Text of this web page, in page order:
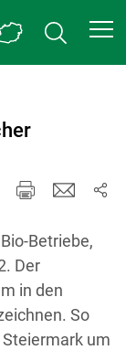
Betriebe,
Der
in den
So
um